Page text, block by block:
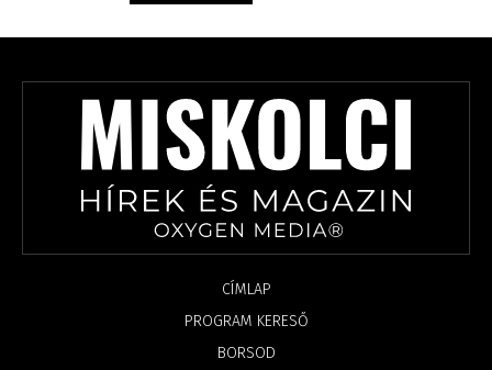
CÍMLAP
PROGRAM KERESŐ
BORSOD